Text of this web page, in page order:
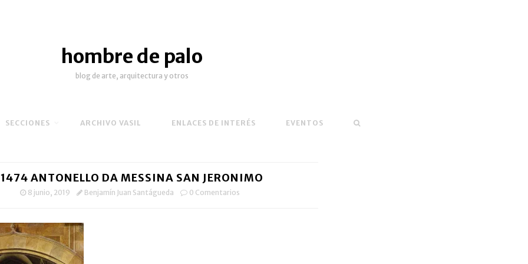
hombre de palo
blog de arte, arquitectura y otros
SECCIONES ARCHIVO VASIL ENLACES DE INTERÉS EVENTOS
1474 ANTONELLO DA MESSINA SAN JERONIMO
8 junio, 2019 Benjamín Juan Santágueda 0 Comentarios